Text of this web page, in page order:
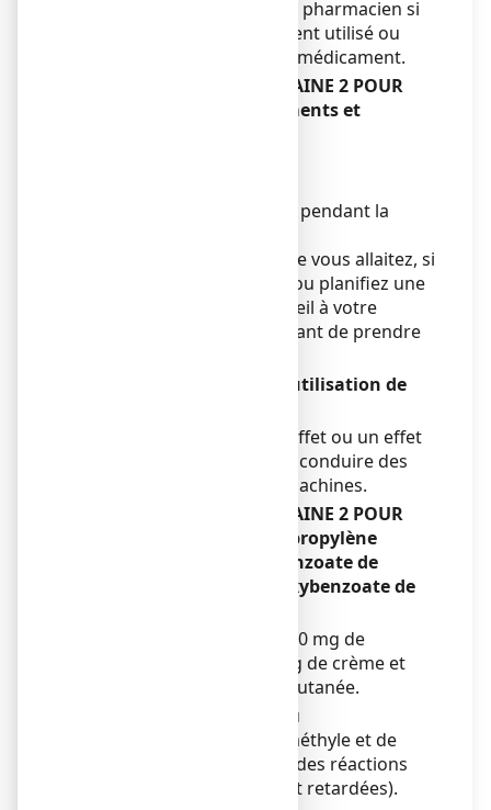
Informez votre médecin ou pharmacien si
vous utilisez, avez récemment utilisé ou
pourriez utiliser tout autre médicament.
TITANOREINE A LA LIDOCAINE 2 POUR
CENT, crème avec des aliments et
Ce médicament est à éviter pendant la
Si vous êtes enceinte ou que vous allaitez, si
vous pensez être enceinte ou planifiez une
grossesse, demandez conseil à votre
médecin ou pharmacien avant de prendre
Conduite de véhicules et utilisation de
Ce médicament n’a aucun effet ou un effet
négligeable sur l’aptitude à conduire des
véhicules et à utiliser des machines.
TITANOREINE A LA LIDOCAINE 2 POUR
CENT, crème contient du propylène
glycol, du parahydroxybenzoate de
méthyle et du parahydroxybenzoate de
Ce médicament contient 500 mg de
propylène glycol pour 100 g de crème et
peut causer une irritation cutanée.
Ce médicament contient du
parahydroxybenzoate de méthyle et de
propyle et peut provoquer des réactions
allergiques (éventuellement retardées).